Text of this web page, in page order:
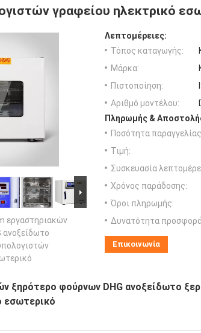
γραφείου ηλεκτρικό
εργαστηριακών
ανοξείδωτο
Λεπτομέρειες:
Τόπος καταγωγής:
Μάρκα:
Πιστοποίηση:
Αριθμό μοντέλου:
Πληρωμής &
Ποσότητα
Τιμή:
Συσκευασία
Χρόνος παράδοσης:
Όροι πληρωμής:
Δυνατότητα
Επικοινωνία
ξηρότερο φούρνων DHG ανοξείδωτο
εσωτερικό